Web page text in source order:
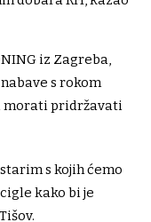
iz Zagreba,
s rokom
morati pridržavati
s kojih ćemo
kako bi je